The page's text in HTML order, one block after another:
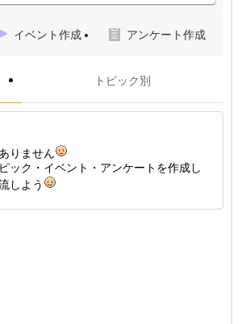
イベント作成 アンケート作成
トピック別
りません
ック・イベント・アンケートを作成し
しよう